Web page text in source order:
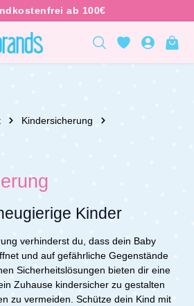
Kindersicherung
Kinder
verhinderst du, dass dein Baby
und auf gefährliche Gegenstände
Sicherheitslösungen bieten dir eine
Zuhause kindersicher zu gestalten
zu vermeiden. Schütze dein Kind mit